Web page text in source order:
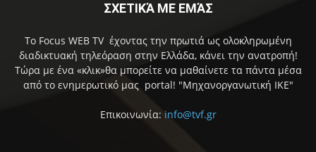
ΣΧΕΤΙΚΆ ΜΕ ΕΜΆΣ
Το Focus WEB TV έχοντας την πρωτιά ως ολοκληρωμένη
διαδικτυακή τηλεόραση στην Ελλάδα, κάνει την ανατροπή!
Τώρα με ένα «κλικ»θα μπορείτε να μαθαίνετε τα πάντα μέσα
από το ενημερωτικό μας portal! "Μηχανοργανωτική ΙΚΕ"
Επικοινωνία: info@tvf.gr